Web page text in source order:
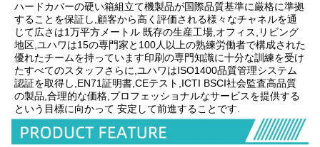
ハードカバーの硬い箱組立て機製品が国際品質基準に厳格に準拠
することを保証し,顧客から高く評価される様々なチャネルを通
じて広さは1万平方メートル 既存の生産工場,オフィス,リビング
地区,ユハワは15の専門家と100人以上の熟練労働者で構成された
優れたチームを持っています印刷の専門知識に十分な訓練を受け
たすべてのスタッフさらに,ユハワはISO1400品質管理システム
認証を取得し,EN71証明書,CEテスト,ICTI BSCI社会監査高品質
の製品,合理的な価格,プロフェッショナルなサービスを提供する
という目標に向かって 安定して前進することです.